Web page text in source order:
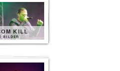
KILL
BILDER